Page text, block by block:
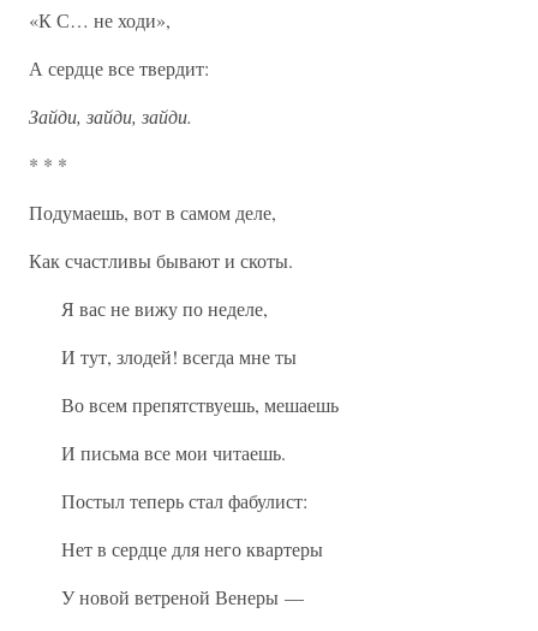
«К С… не ходи»,
А сердце все твердит:
Зайди, зайди, зайди.
* * *
Подумаешь, вот в самом деле,
Как счастливы бывают и скоты.
Я вас не вижу по неделе,
И тут, злодей! всегда мне ты
Во всем препятствуешь, мешаешь
И письма все мои читаешь.
Постыл теперь стал фабулист:
Нет в сердце для него квартеры
У новой ветреной Венеры —